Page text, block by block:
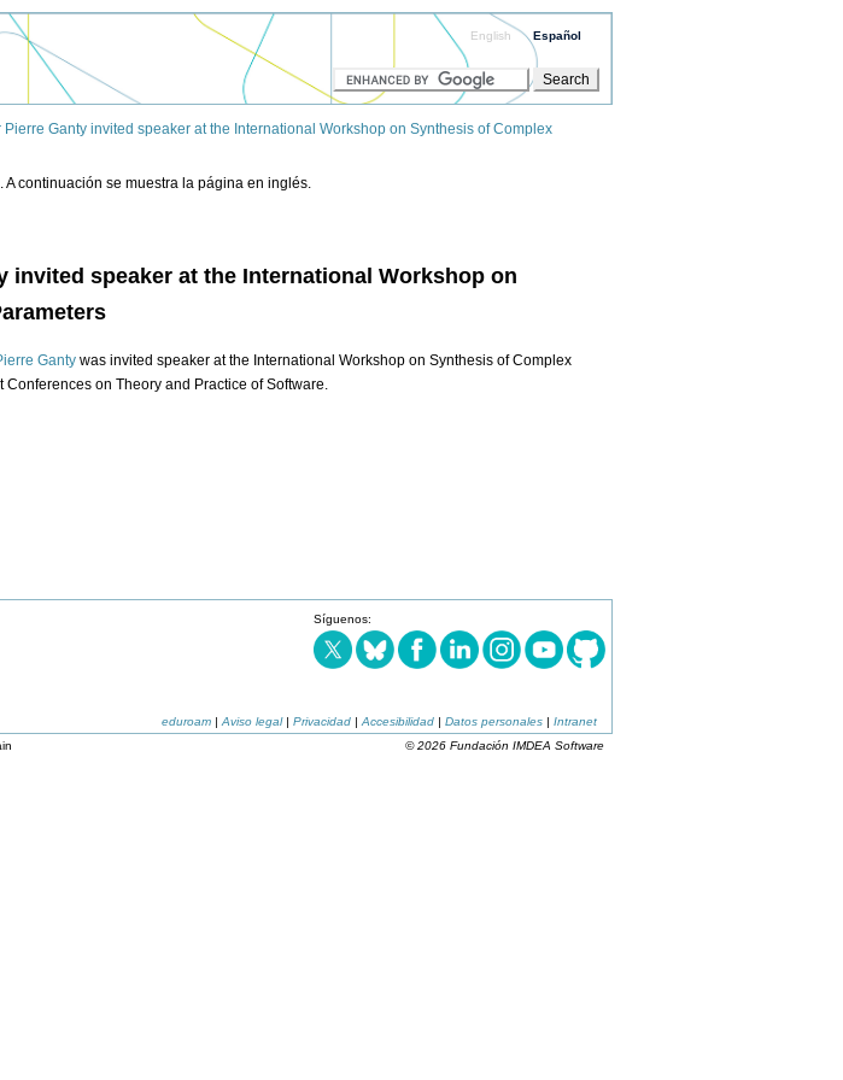
English Español
Pierre Ganty invited speaker at the International Workshop on Synthesis of Complex
continuación se muestra la página en inglés.
invited speaker at the International Workshop on
Ganty was invited speaker at the International Workshop on Synthesis of Complex
Conferences on Theory and Practice of Software.
Síguenos:
eduroam | Aviso legal| Privacidad | Accesibilidad | Datos personales | Intranet
© 2026 Fundación IMDEA Software